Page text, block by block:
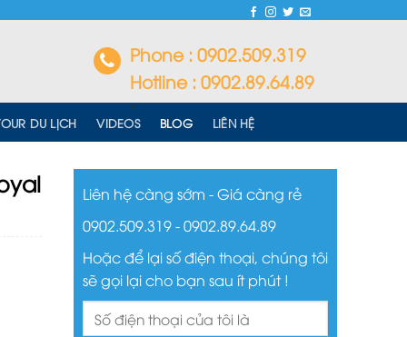
Phone : 0902.509.319
Hotline : 0902.89.64.89
<
DU LỊCH VIDEOS BLOG LIÊN HỆ
Liên hệ càng sớm - Giá càng rẻ
0902.509.319 - 0902.89.64.89
Hoặc để lại số điện thoại, chúng tôi
sẽ gọi lại cho bạn sau ít phút !